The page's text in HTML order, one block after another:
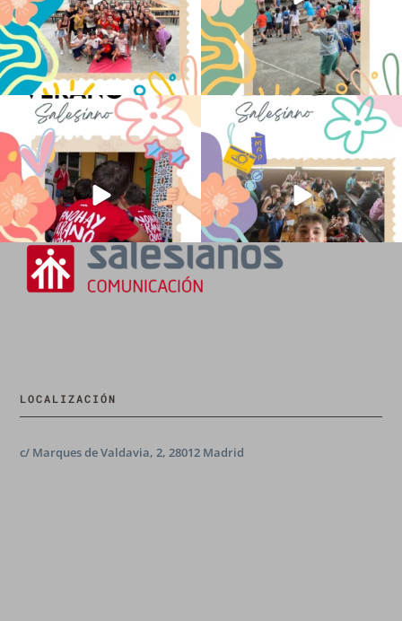
No hay verano sin que sea Salesiano ❤️
💫 en Luz 4
...
0
viviendo la alegría en el campamento
...
LOCALIZACIÓN
c/ Marques de Valdavia, 2, 28012 Madrid